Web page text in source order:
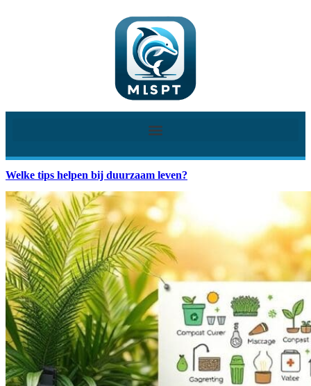
Welke tips helpen bij duurzaam leven?